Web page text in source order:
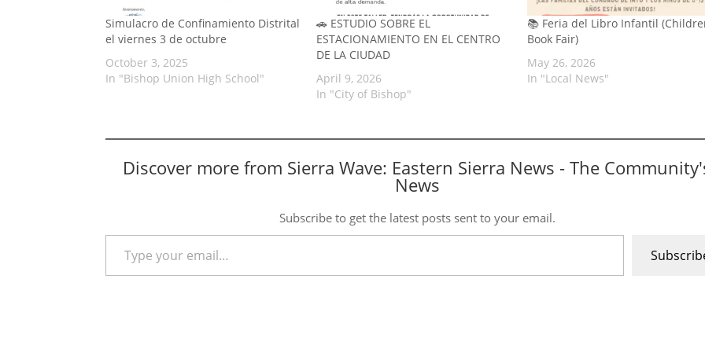
​Simulacro de Confinamiento Distrital
el viernes 3 de octubre
October 3, 2025
In "Bishop Union High School"
🚗 ESTUDIO SOBRE EL
ESTACIONAMIENTO EN EL CENTRO
DE LA CIUDAD
April 9, 2026
In "City of Bishop"
📚 Feria del Libro Infantil
Book Fair)
May 26, 2026
In "Local News"
Discover more from Sierra Wave: Eastern Sierra News - The
News
Subscribe to get the latest posts sent to your email.
Type your email…